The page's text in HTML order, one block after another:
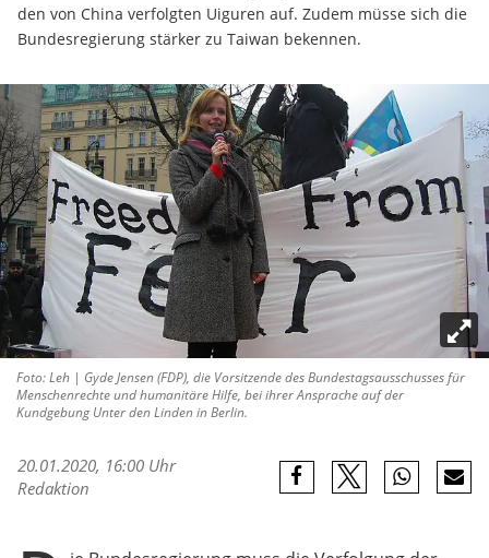
den von China verfolgten Uiguren auf. Zudem müsse sich die
Bundesregierung stärker zu Taiwan bekennen.
Foto: Leh | Gyde Jensen (FDP), die Vorsitzende des Bundestagsausschusses für
Menschenrechte und humanitäre Hilfe, bei ihrer Ansprache auf der
Kundgebung Unter den Linden in Berlin.
20.01.2020, 16:00 Uhr
Redaktion